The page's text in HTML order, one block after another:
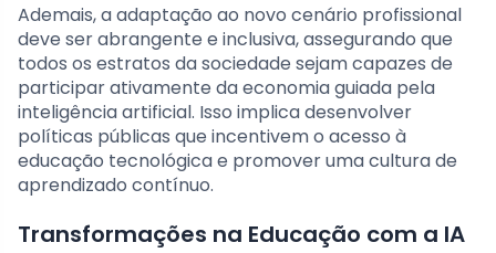
Ademais, a adaptação ao novo cenário profissional
deve ser abrangente e inclusiva, assegurando que
todos os estratos da sociedade sejam capazes de
participar ativamente da economia guiada pela
inteligência artificial. Isso implica desenvolver
políticas públicas que incentivem o acesso à
educação tecnológica e promover uma cultura de
aprendizado contínuo.
Transformações na Educação com a IA